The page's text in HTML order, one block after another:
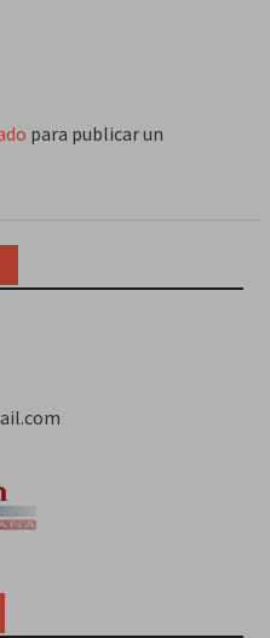
para publicar un